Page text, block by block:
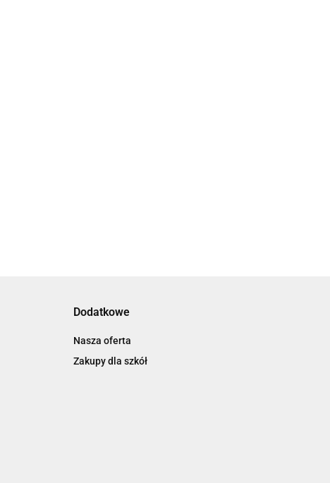
Dodatkowe
Nasza oferta
Zakupy dla szkół